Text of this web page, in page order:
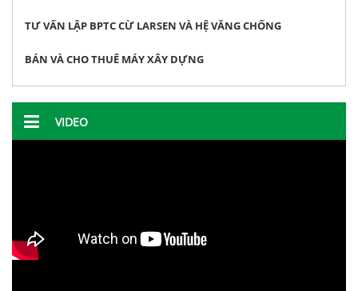
TƯ VẤN LẬP BPTC CỪ LARSEN VÀ HỆ VĂNG CHỐNG
BÁN VÀ CHO THUÊ MÁY XÂY DỰNG
VIDEO